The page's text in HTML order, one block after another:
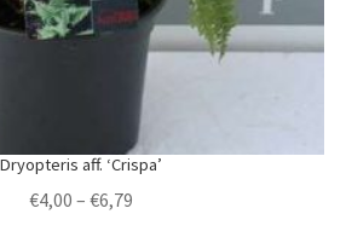
product
page
Dryopteris aff. ‘Crispa’
€4,00 – €6,79